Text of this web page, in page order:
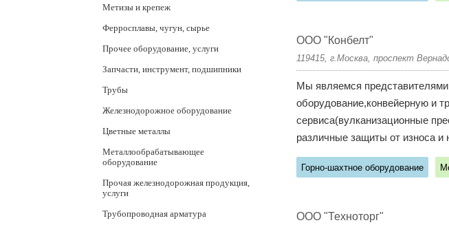
Метизы и крепеж
Ферросплавы, чугун, сырье
Прочее оборудование, услуги
Запчасти, инструмент, подшипники
Трубы
Железнодорожное оборудование
Цветные металлы
Металлообрабатывающее
оборудование
Прочая железнодорожная продукция,
услуги
Трубопроводная арматура
ООО "Конбелт"
119415, г.Москва, проспект
Мы являемся представителями
оборудование,конвейерную и
сервиса(вулканизационные
различные защиты от износа и
Горно-шахтное оборудование
ООО "Техноторг"